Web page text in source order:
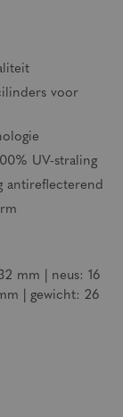
voor
UV-straling
antireflecterend
mm | neus: 16
| gewicht: 26